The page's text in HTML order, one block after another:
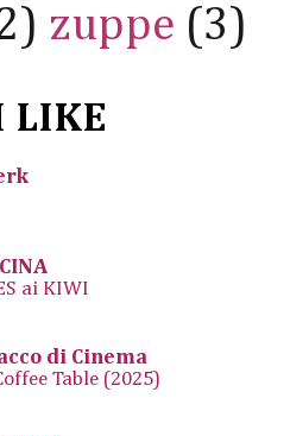
zuppe (3)
LIKE
ai KIWI
di Cinema
Table (2025)